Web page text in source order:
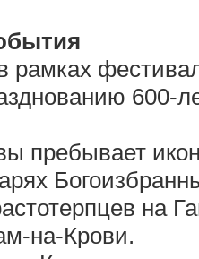
рамках
600-
пребывает
на
на-Крови.